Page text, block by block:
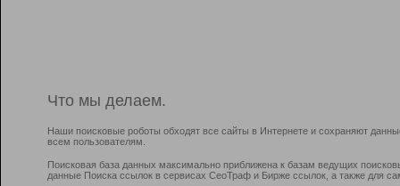
Что мы делаем.
Наши поисковые роботы обходят все сайты в Интернете и сохраняют
всем пользователям.
Поисковая база данных максимально приближена к базам ведущих
данные Поиска ссылок в сервисах СеоТраф и Бирже ссылок, а также для